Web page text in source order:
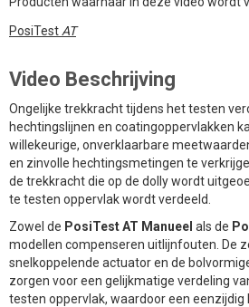
PosiTest AT
Video Beschrijving
Ongelijke trekkracht tijdens het testen
hechtingslijnen en coatingoppervlakken
willekeurige, onverklaarbare
en zinvolle hechtingsmetingen te
de trekkracht die op de dolly wordt
te testen oppervlak wordt verdeeld.
Zowel de PosiTest AT Manueel als de
modellen compenseren uitlijnfouten. De
snelkoppelende actuator en de
zorgen voor een gelijkmatige verdeling
testen oppervlak, waardoor een